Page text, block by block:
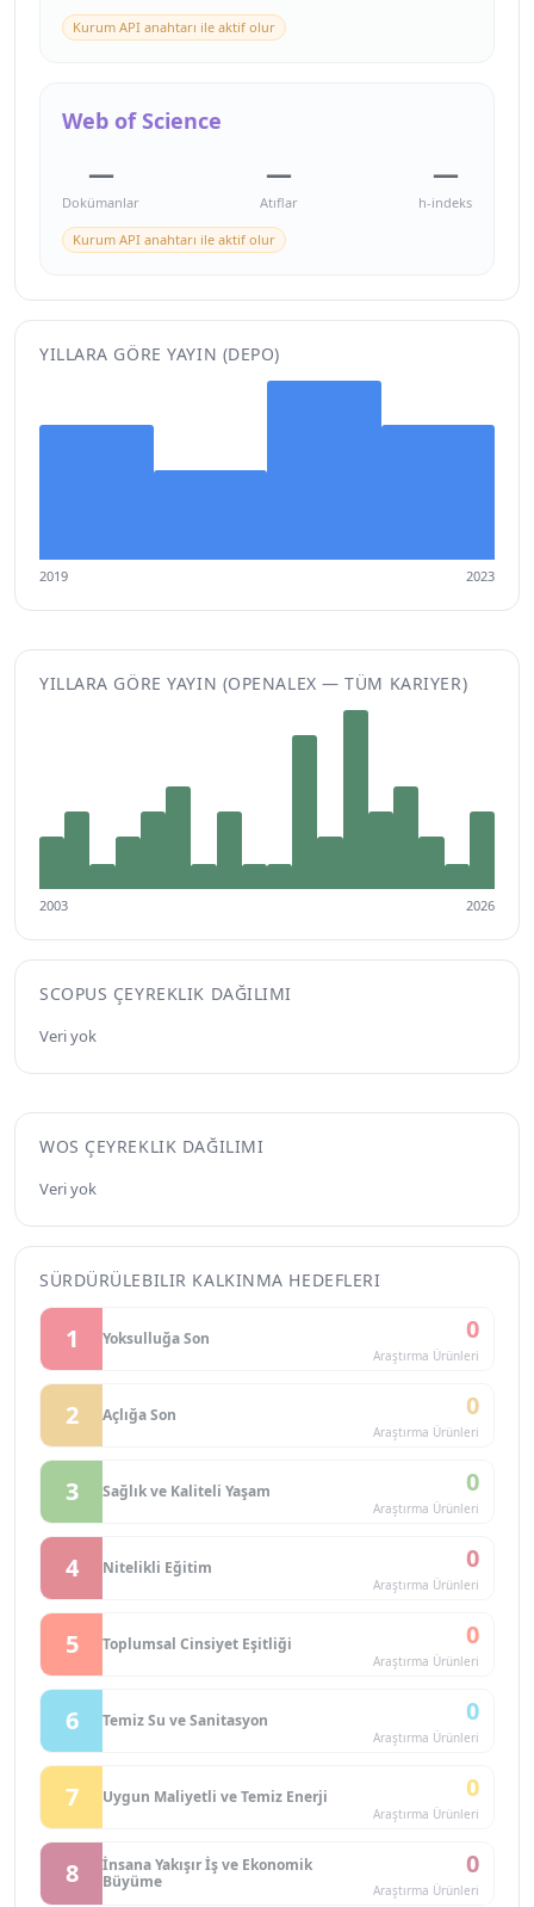
Kurum API anahtarı ile aktif olur
Web of Science
—
Dokümanlar
—
Atıflar
—
h-indeks
Kurum API anahtarı ile aktif olur
YILLARA GÖRE YAYIN (DEPO)
2019 2023
YILLARA GÖRE YAYIN (OPENALEX — TÜM KARIYER)
2003 2026
SCOPUS ÇEYREKLIK DAĞILIMI
Veri yok
WOS ÇEYREKLIK DAĞILIMI
Veri yok
SÜRDÜRÜLEBILIR KALKINMA HEDEFLERI
1 Yoksulluğa Son 0
Araştırma Ürünleri
2 Açlığa Son 0
Araştırma Ürünleri
3 Sağlık ve Kaliteli Yaşam 0
Araştırma Ürünleri
4 Nitelikli Eğitim 0
Araştırma Ürünleri
5 Toplumsal Cinsiyet Eşitliği 0
Araştırma Ürünleri
6 Temiz Su ve Sanitasyon 0
Araştırma Ürünleri
7 Uygun Maliyetli ve Temiz Enerji 0
Araştırma Ürünleri
8
İnsana Yakışır İş ve Ekonomik
Büyüme
0
Araştırma Ürünleri